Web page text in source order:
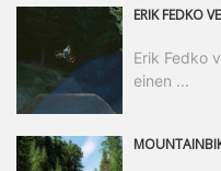
Erik Fedko
einen ...